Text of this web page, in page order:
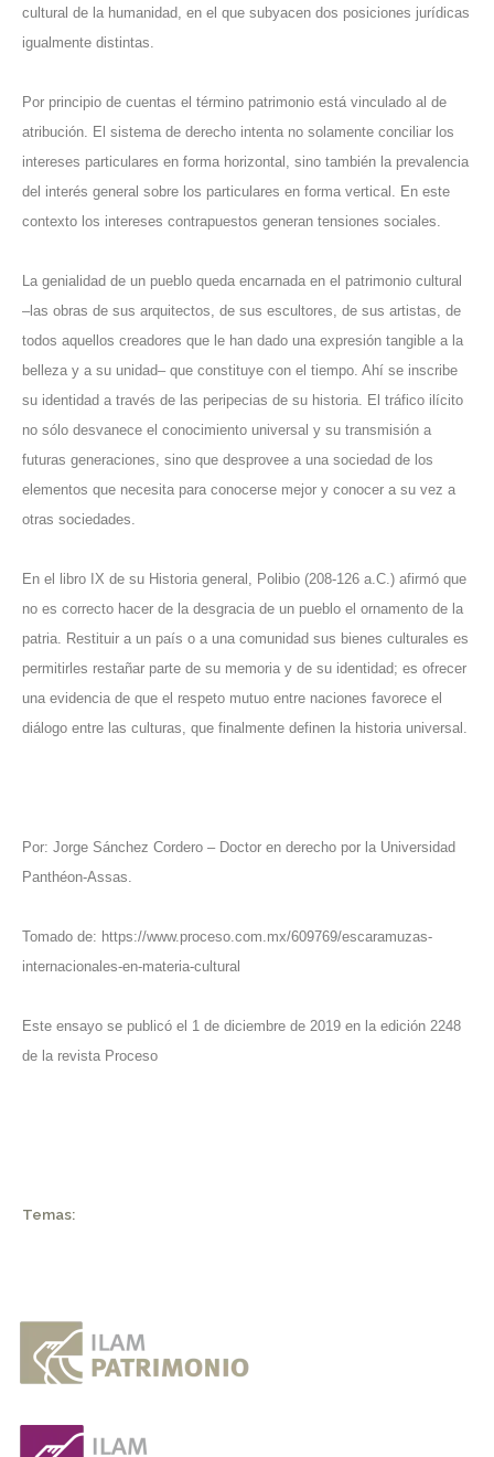
cultural de la humanidad, en el que subyacen dos posiciones jurídicas
igualmente distintas.
Por principio de cuentas el término patrimonio está vinculado al de
atribución. El sistema de derecho intenta no solamente conciliar los
intereses particulares en forma horizontal, sino también la prevalencia
del interés general sobre los particulares en forma vertical. En este
contexto los intereses contrapuestos generan tensiones sociales.
La genialidad de un pueblo queda encarnada en el patrimonio cultural
–las obras de sus arquitectos, de sus escultores, de sus artistas, de
todos aquellos creadores que le han dado una expresión tangible a la
belleza y a su unidad– que constituye con el tiempo. Ahí se inscribe
su identidad a través de las peripecias de su historia. El tráfico ilícito
no sólo desvanece el conocimiento universal y su transmisión a
futuras generaciones, sino que desprovee a una sociedad de los
elementos que necesita para conocerse mejor y conocer a su vez a
otras sociedades.
En el libro IX de su Historia general, Polibio (208-126 a.C.) afirmó que
no es correcto hacer de la desgracia de un pueblo el ornamento de la
patria. Restituir a un país o a una comunidad sus bienes culturales es
permitirles restañar parte de su memoria y de su identidad; es ofrecer
una evidencia de que el respeto mutuo entre naciones favorece el
diálogo entre las culturas, que finalmente definen la historia universal.
Por: Jorge Sánchez Cordero – Doctor en derecho por la Universidad
Panthéon-Assas.
Tomado de: https://www.proceso.com.mx/609769/escaramuzas-
internacionales-en-materia-cultural
Este ensayo se publicó el 1 de diciembre de 2019 en la edición 2248
de la revista Proceso
Temas: